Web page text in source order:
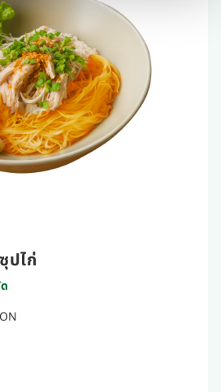
ปไก่